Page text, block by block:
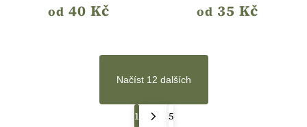
od 40 Kč od 35 Kč
Načíst 12 dalších
1
5